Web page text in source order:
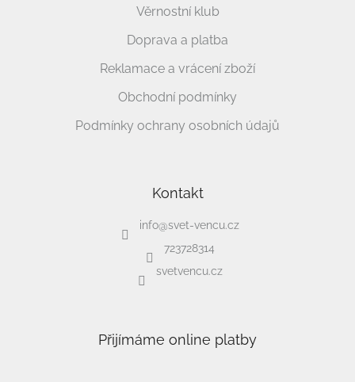
Věrnostní klub
Doprava a platba
Reklamace a vrácení zboží
Obchodní podmínky
Podmínky ochrany osobních údajů
Kontakt
info@svet-vencu.cz
723728314
svetvencu.cz
Přijímáme online platby